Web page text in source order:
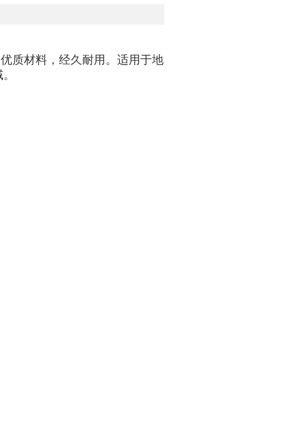
质材料，经久耐用。适用于地